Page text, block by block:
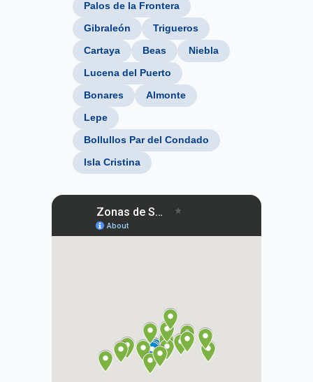
Palos de la Frontera
Gibraleón Trigueros
Cartaya Beas Niebla
Lucena del Puerto
Bonares Almonte
Lepe
Bollullos Par del Condado
Isla Cristina